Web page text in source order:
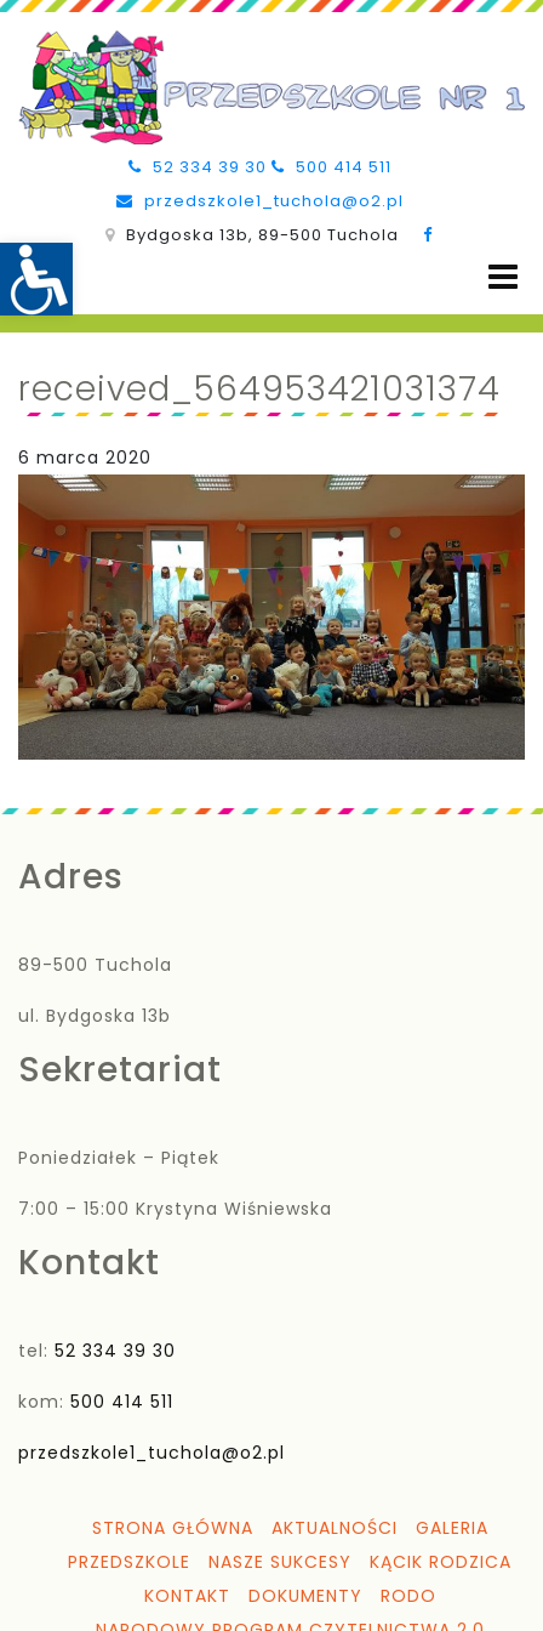
52 334 39 30
500 414 511
przedszkole1_tuchola@o2.pl
Bydgoska 13b, 89-500 Tuchola
received_564953421031374
6 marca 2020
Adres
89-500 Tuchola
ul. Bydgoska 13b
Sekretariat
Poniedziałek – Piątek
7:00 – 15:00 Krystyna Wiśniewska
Kontakt
tel: 52 334 39 30
kom: 500 414 511
przedszkole1_tuchola@o2.pl
STRONA GŁÓWNA AKTUALNOŚCI
GALERIA
PRZEDSZKOLE
NASZE SUKCESY
KĄCIK RODZICA
KONTAKT
DOKUMENTY
RODO